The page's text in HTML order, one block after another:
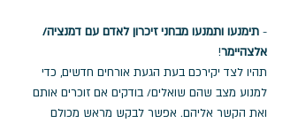
- תימנעו ותמנעו מבחני זיכרון לאדם עם דמנציה/
אלצהיימר!
תהיו לצד יקירכם בעת הגעת אורחים חדשים, כדי
למנוע מצב שהם שואלים/ בודקים אם זוכרים אותם
ואת הקשר אליהם. אפשר לבקש מראש מכולם